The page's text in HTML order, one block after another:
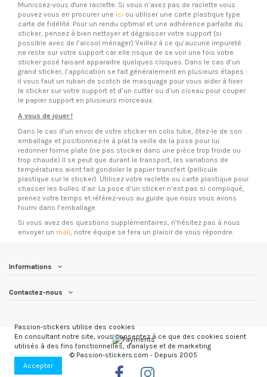
Munissez-vous d'une raclette. Si vous n’avez pas de raclette vous
pouvez vous en procurer une ici ou utiliser une carte plastique type
carte de fidélité. Pour un rendu optimal et une adhérence parfaite du
sticker, pensez à bien nettoyer et dégraisser votre support (si
possible avec de l’alcool ménager) Veillez à ce qu’aucune impureté
ne reste sur votre support car elle risque de se voir une fois votre
sticker posé faisant apparaitre quelques cloques. Dans le cas d’un
grand sticker, l’application se fait généralement en plusieurs étapes :
il vous faut un ruban de scotch de masquage pour vous aider à fixer
le sticker sur votre support et d’un cutter ou d’un ciseau pour couper
le papier support en plusieurs morceaux.
A vous de jouer !
Dans le cas d’un envoi de votre sticker en colis tube, ôtez-le de son
emballage et positionnez-le à plat la veille de la pose pour lui
redonner forme plate (ne pas stocker dans une pièce trop froide ou
trop chaude) Il se peut que durant le transport, les variations de
températures aient fait gondoler le papier transfert (pellicule
plastique sur le sticker). Utilisez votre raclette ou carte plastique pour
chasser les bulles d’air. La pose d’un sticker n’est pas si compliqué,
prenez votre temps et référez-vous au guide que nous vous avons
fourni dans l’emballage.
Si vous avez des questions supplémentaires, n’hésitez pas à nous
envoyer un mail, notre équipe se fera un plaisir de vous répondre.
Informations
Contactez-nous
© Passion-stickers.com - Depuis 2005
Passion-stickers utilise des cookies
En consultant notre site, vous consentez à ce que des cookies soient
utilisés à des fins fonctionnelles, d'analyse et de marketing
Accepter